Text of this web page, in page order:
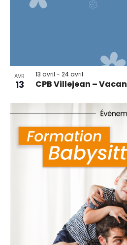
AVR
13 CPB Villejean –
13 avril - 24 avril